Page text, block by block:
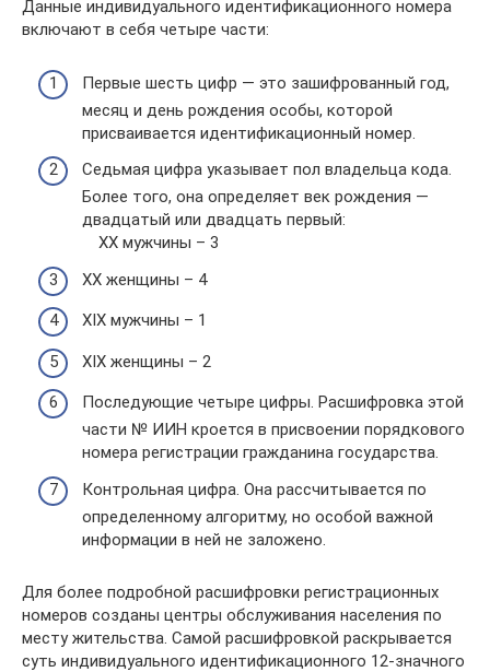
Данные индивидуального идентификационного номера
включают в себя четыре части:
Первые шесть цифр — это зашифрованный год,
месяц и день рождения особы, которой
присваивается идентификационный номер.
Седьмая цифра указывает пол владельца кода.
Более того, она определяет век рождения —
двадцатый или двадцать первый:
XX мужчины – 3
XX женщины – 4
XIX мужчины – 1
XIX женщины – 2
Последующие четыре цифры. Расшифровка этой
части № ИИН кроется в присвоении порядкового
номера регистрации гражданина государства.
Контрольная цифра. Она рассчитывается по
определенному алгоритму, но особой важной
информации в ней не заложено.
Для более подробной расшифровки регистрационных
номеров созданы центры обслуживания населения по
месту жительства. Самой расшифровкой раскрывается
суть индивидуального идентификационного 12-значного